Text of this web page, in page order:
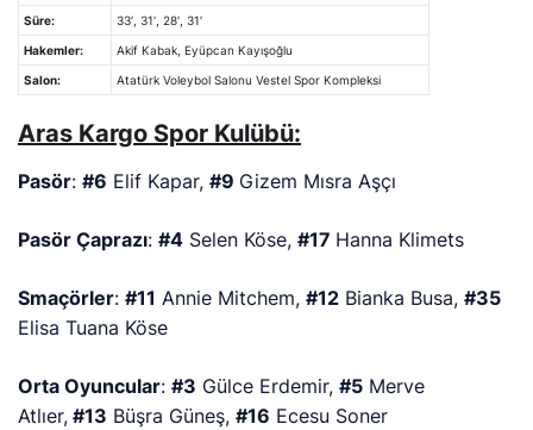
Süre: 33′, 31′, 28′, 31′
Hakemler: Akif Kabak, Eyüpcan Kayışoğlu
Salon: Atatürk Voleybol Salonu Vestel Spor Kompleksi
Aras Kargo Spor Kulübü:
Pasör:#6 Elif Kapar,#9 Gizem Mısra Aşçı
Pasör Çaprazı:#4 Selen Köse,#17 Hanna Klimets
Smaçörler:#11 Annie Mitchem,#12 Bianka Busa,#35
Elisa Tuana Köse
Orta Oyuncular:#3 Gülce Erdemir,#5 Merve
Atlıer, #13 Büşra Güneş,#16 Ecesu Soner